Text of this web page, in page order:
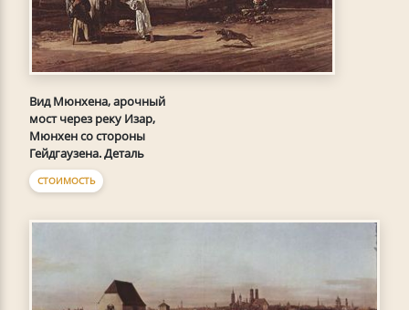
Вид Мюнхена, арочный
мост через реку Изар,
Мюнхен со стороны
Гейдгаузена. Деталь
СТОИМОСТЬ